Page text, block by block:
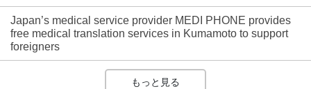
Japan’s medical service provider MEDI PHONE provides
free medical translation services in Kumamoto to support
foreigners
もっと見る